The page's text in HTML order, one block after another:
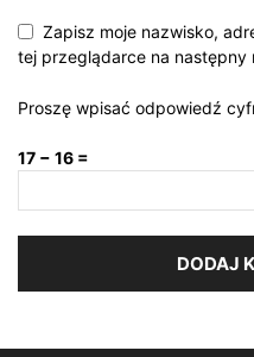
Zapisz moje nazwisko,
tej przeglądarce na następny
Proszę wpisać odpowiedź
17 − 16 =